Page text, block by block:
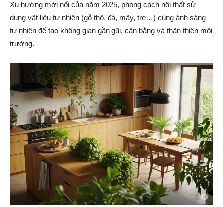
Xu hướng mới nổi của năm 2025, phong cách nội thất sử
dụng vật liệu tự nhiên (gỗ thô, đá, mây, tre…) cùng ánh sáng
tự nhiên để tạo không gian gần gũi, cân bằng và thân thiện môi
trường.